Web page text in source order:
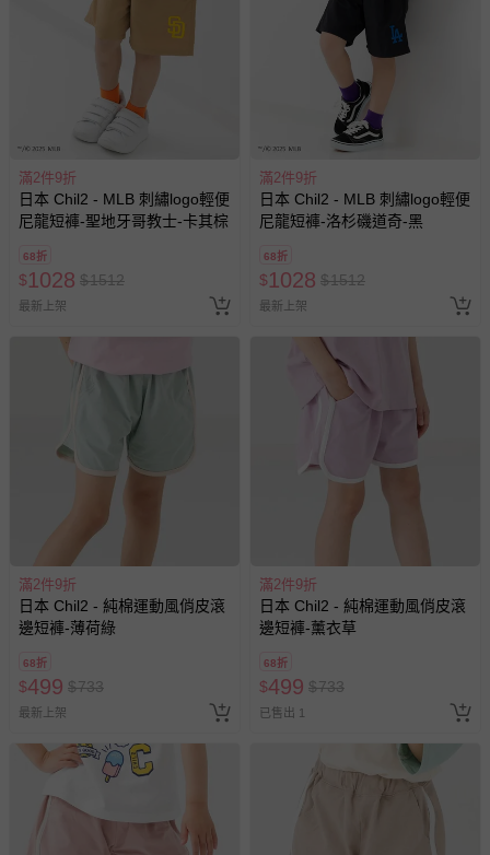
滿2件9折
日本 Chil2 - MLB 刺繡logo輕便
尼龍短褲-聖地牙哥教士-卡其棕
68折
$1028 $1512
最新上架
滿2件9折
日本 Chil2 - MLB 刺繡logo輕便
尼龍短褲-洛杉磯道奇-黑
68折
$1028 $1512
最新上架
滿2件9折
日本 Chil2 - 純棉運動風俏皮滾
邊短褲-薄荷綠
68折
$499 $733
最新上架
滿2件9折
日本 Chil2 - 純棉運動風俏皮滾
邊短褲-薰衣草
68折
$499 $733
已售出 1